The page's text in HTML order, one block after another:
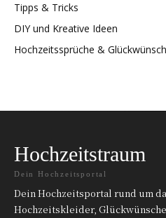
Tipps & Tricks
DIY und Kreative Ideen
Hochzeitssprüche &
Hochzeitstraum
Dein Hochzeitsportal
Dein Hochzeitsportal rund um
Hochzeitskleider,